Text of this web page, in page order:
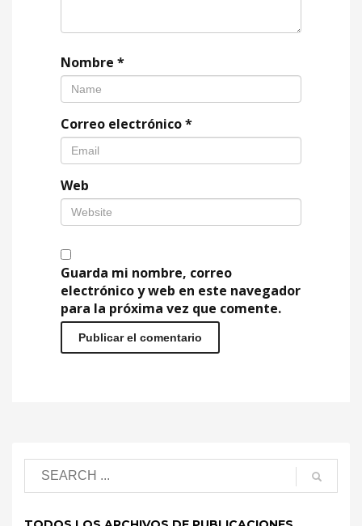
Nombre *
Correo electrónico*
Web
Guarda mi nombre, correo
electrónico y web en este navegador
para la próxima vez que comente.